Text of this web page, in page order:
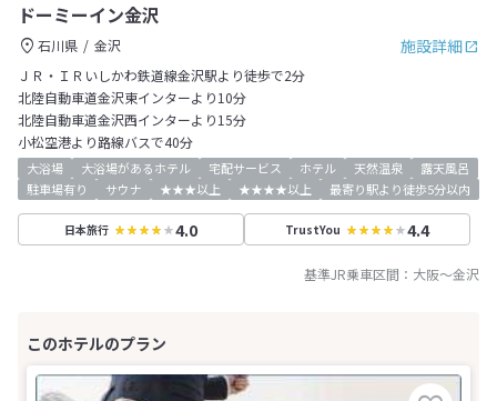
ドーミーイン金沢
施設詳細
石川県
金沢
ＪＲ・ＩＲいしかわ鉄道線金沢駅より徒歩で2分
北陸自動車道金沢東インターより10分
北陸自動車道金沢西インターより15分
小松空港より路線バスで40分
大浴場 大浴場があるホテル 宅配サービス ホテル 天然温泉
露天風呂
駐車場有り
サウナ ★★★以上 ★★★★以上 最寄り駅より徒歩5分以内
日本旅行 4.0 TrustYou 4.4
基準JR乗車区間： 大阪～金沢